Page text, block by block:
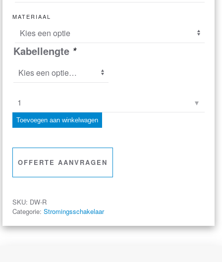
MATERIAAL
Kabellengte *
Stromingsschakelaar
in
stuk
Verstelbaar
Schakelpunt
–
Toevoegen aan winkelwagen
OFFERTE AANVRAGEN
SKU: DW-R
Categorie: Stromingsschakelaar